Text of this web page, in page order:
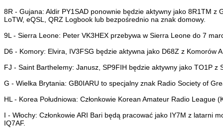
8R - Gujana: Aldir PY1SAD ponownie będzie aktywny jako 8R1TM z
LoTW, eQSL, QRZ Logbook lub bezpośrednio na znak domowy.
9L - Sierra Leone: Peter VK3HEX przebywa w Sierra Leone do 7
D6 - Komory: Elvira, IV3FSG będzie aktywna jako D68Z z Komorów
FJ - Saint Barthelemy: Janusz, SP9FIH będzie aktywny jako TO1P
G - Wielka Brytania: GB0IARU to specjalny znak Radio Society of
HL - Korea Południowa: Członkowie Korean Amateur Radio
I - Włochy: Członkowie ARI Bari będą pracować jako IY7M z latarni
IQ7AF.